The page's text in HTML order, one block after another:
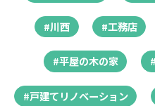
#川西 #工務店
#平屋の木の家
#戸建てリノベーション